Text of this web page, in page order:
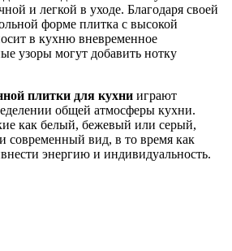
и легкой в ​​уходе. Благодаря своей
форме плитка с высокой
в кухню вневременное
узоры могут добавить нотку
плитки для кухни играют
общей атмосферы кухни.
как белый, бежевый или серый,
современный вид, в то время как
энергию и индивидуальность.